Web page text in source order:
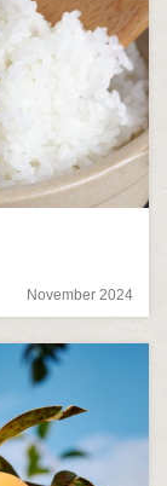
November 2024